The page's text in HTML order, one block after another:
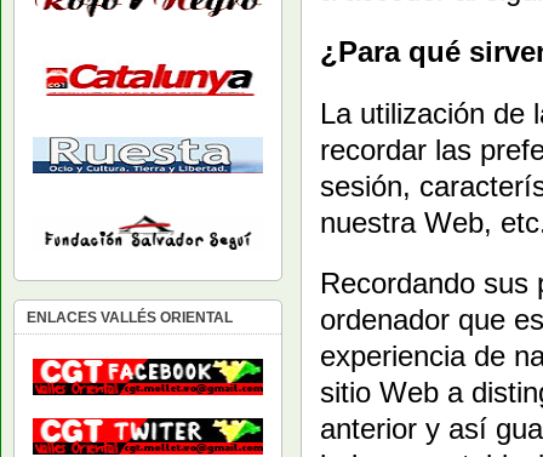
¿Para qué
La utilización de
recordar las
sesión,
nuestra Web,
Recordando sus
ordenador que
experiencia de
sitio Web a
anterior y así
ENLACES VALLÉS ORIENTAL